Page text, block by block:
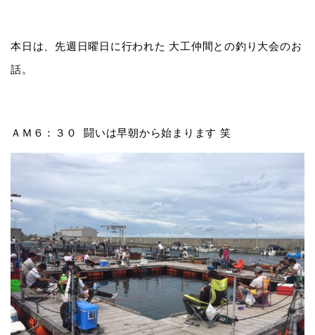
本日は、先週日曜日に行われた 大工仲間との釣り大会のお
話。
ＡＭ６：３０ 闘いは早朝から始まります 笑